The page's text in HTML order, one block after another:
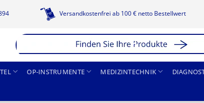
Versandkostenfrei ab 100 € netto Bestellwert
OP-INSTRUMENTE MEDIZINTECHNIK